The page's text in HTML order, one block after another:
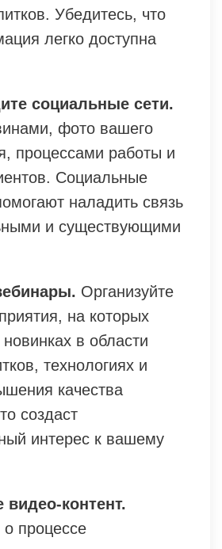
Убедитесь, что
легко доступна
социальные сети.
фото вашего
процессами работы и
Социальные
наладить связь
и существующими
Организуйте
на которых
в области
технологиях и
качества
создаст
интерес к вашему
видео-контент.
процессе